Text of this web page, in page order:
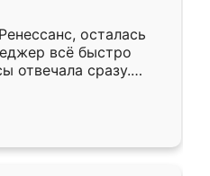
только здесь.
осталась
всё быстро
отвечала сразу.
подошёл к
Собрали
аккуратно, даже